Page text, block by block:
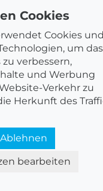
Cookies
Cookies
um das
verbessern,
und Werbung
Verkehr zu
Herkunft des
Ablehnen
bearbeiten